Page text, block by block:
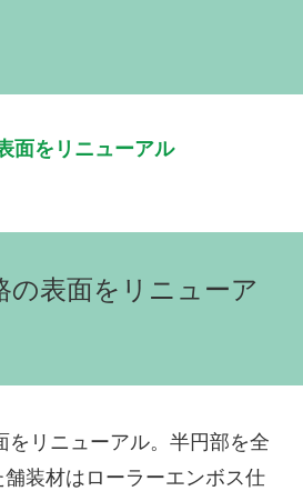
面をリニューアル
の表面をリニューア
をリニューアル。半円部を全
装材はローラーエンボス仕